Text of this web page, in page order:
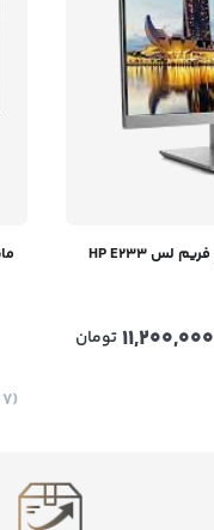
11,200,000 تومان
(7